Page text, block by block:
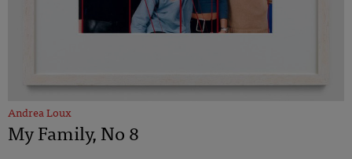
Andrea Loux
My Family, No 8